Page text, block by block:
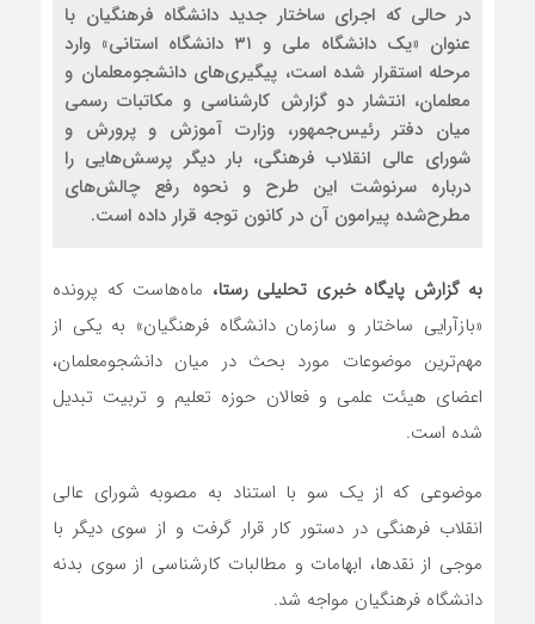
در حالی که اجرای ساختار جدید دانشگاه فرهنگیان با
عنوان «یک دانشگاه ملی و ۳۱ دانشگاه استانی» وارد
مرحله استقرار شده است، پیگیری‌های دانشجومعلمان و
معلمان، انتشار دو گزارش کارشناسی و مکاتبات رسمی
میان دفتر رئیس‌جمهور، وزارت آموزش و پرورش و
شورای عالی انقلاب فرهنگی، بار دیگر پرسش‌هایی را
درباره سرنوشت این طرح و نحوه رفع چالش‌های
مطرح‌شده پیرامون آن در کانون توجه قرار داده است.
به گزارش پایگاه خبری تحلیلی رستا، ماه‌هاست که پرونده
«بازآرایی ساختار و سازمان دانشگاه فرهنگیان» به یکی از
مهم‌ترین موضوعات مورد بحث در میان دانشجومعلمان،
اعضای هیئت علمی و فعالان حوزه تعلیم و تربیت تبدیل
شده است.
موضوعی که از یک سو با استناد به مصوبه شورای عالی
انقلاب فرهنگی در دستور کار قرار گرفت و از سوی دیگر با
موجی از نقدها، ابهامات و مطالبات کارشناسی از سوی بدنه
دانشگاه فرهنگیان مواجه شد.